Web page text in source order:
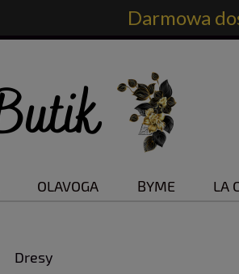
Darmowa
OLAVOGA BYME LA
Dresy